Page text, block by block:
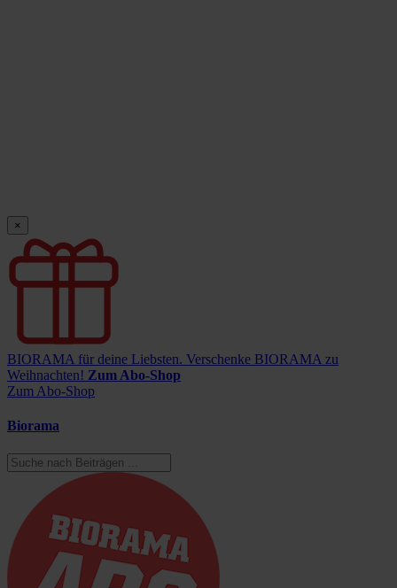
×
BIORAMA für deine Liebsten. Verschenke BIORAMA zu
Weihnachten! Zum Abo-Shop
Zum Abo-Shop
Biorama